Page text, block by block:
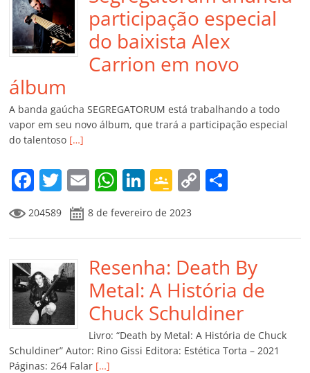
participação especial
do baixista Alex
Carrion em novo
álbum
A banda gaúcha SEGREGATORUM está trabalhando a todo
vapor em seu novo álbum, que trará a participação especial
do talentoso […]
F
a
c
e
b
o
o
k
T
w
itt
er
E
m
ai
l
W
at
s
A
p
p
Li
k
e
dI
n
G
o
o
gl
e
Cl
a
ss
ro
C
y
Li
n
k
p
ar
til
h
ar
204589 8 de fevereiro de 2023
Resenha: Death By
Metal: A História de
Chuck Schuldiner
Livro: “Death by Metal: A História de Chuck
Schuldiner” Autor: Rino Gissi Editora: Estética Torta – 2021
Páginas: 264 Falar […]